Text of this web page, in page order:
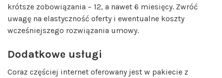
krótsze zobowiązania – 12, a nawet 6 miesięcy. Zwróć
uwagę na elastyczność oferty i ewentualne koszty
wcześniejszego rozwiązania umowy.
Dodatkowe usługi
Coraz częściej internet oferowany jest w pakiecie z